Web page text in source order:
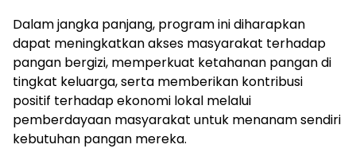
Dalam jangka panjang, program ini diharapkan
dapat meningkatkan akses masyarakat terhadap
pangan bergizi, memperkuat ketahanan pangan di
tingkat keluarga, serta memberikan kontribusi
positif terhadap ekonomi lokal melalui
pemberdayaan masyarakat untuk menanam sendiri
kebutuhan pangan mereka.